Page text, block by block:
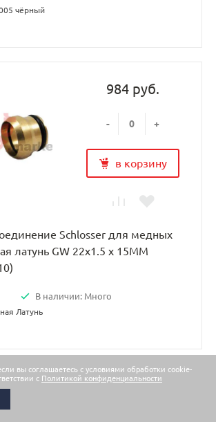
вы соглашаетесь с условиями обработки cookie-
с Политикой конфиденциальности
чёрный
984 руб.
- +
в корзину
Schlosser для медных
латунь GW 22x1.5 x 15MM
В наличии: Много
Латунь
Показать еще